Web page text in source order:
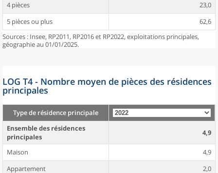
4 pièces
23,0
5 pièces ou plus
62,6
Sources : Insee, RP2011, RP2016 et RP2022, exploitations principales,
géographie au 01/01/2025.
LOG T4 - Nombre moyen de pièces des résidences
principales
Type de résidence principale
Ensemble des résidences
principales
4,9
Maison
4,9
Appartement
2,0